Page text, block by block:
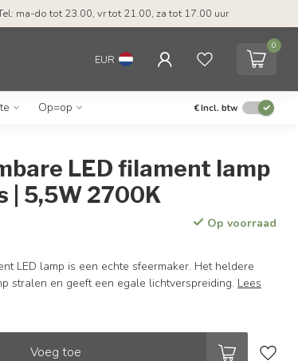
ma-do tot 23.00, vr tot 21.00, za tot 17.00 uur
EUR
0
Op=op €Incl. btw
LED filament lamp
| 5,5W 2700K
Op voorraad
LED lamp is een echte sfeermaker. Het heldere
stralen en geeft een egale lichtverspreiding. Lees
Voeg toe